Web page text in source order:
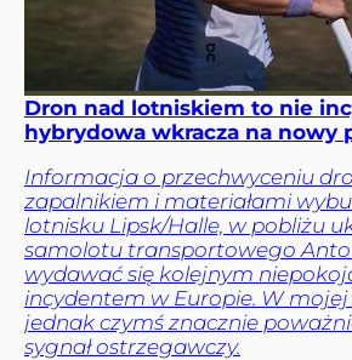
Dron nad lotniskiem to nie
hybrydowa wkracza na nowy
Informacja o przechwyceniu
zapalnikiem i materiałami
lotnisku Lipsk/Halle, w pobliżu
samolotu transportowego
wydawać się kolejnym
incydentem w Europie. W
jednak czymś znacznie
sygnał ostrzegawczy.